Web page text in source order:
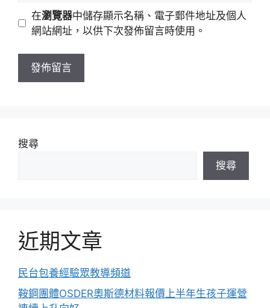
址
站
址
在瀏覽器中儲存顯示名稱、電子郵件地址及個人
網站網址，以供下次發佈留言時使用。
搜尋
搜尋
近期文章
民台包養經驗眾教導頻道
鞍鋼團體OSDER奧斯德材料報價上半年生孩子運營